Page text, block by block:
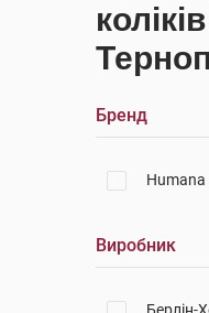
Бренд
Humana
Виробник